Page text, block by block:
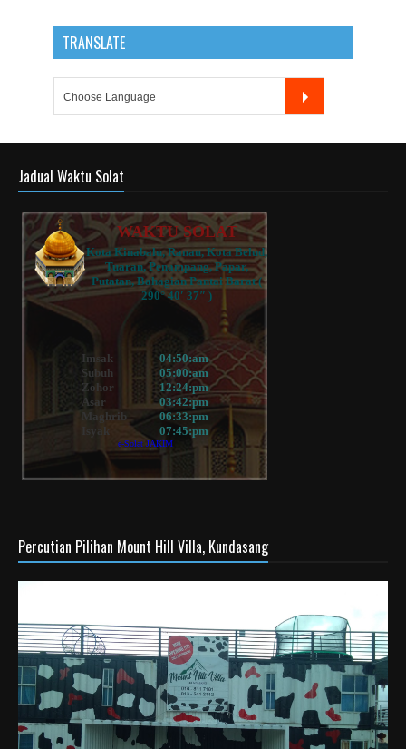
TRANSLATE
Jadual Waktu Solat
Percutian Pilihan Mount Hill Villa, Kundasang